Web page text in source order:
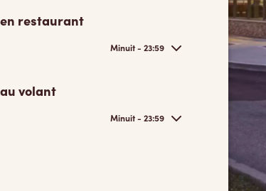
restaurant
Minuit - 23:59
volant
Minuit - 23:59